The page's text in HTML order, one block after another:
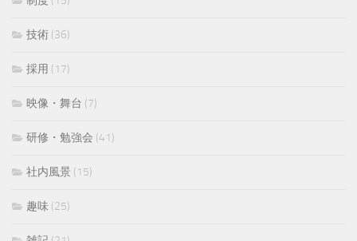
技術 (36)
採用 (17)
映像・舞台 (7)
研修・勉強会 (41)
社内風景 (15)
趣味 (25)